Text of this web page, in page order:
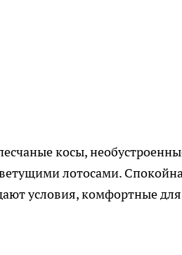
косы,
лотосами.
условия, комфортные для